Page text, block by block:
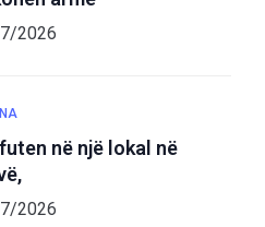
2026
në një lokal në
2026